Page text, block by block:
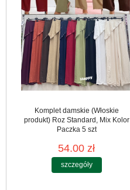
Komplet damskie (Włoskie
produkt) Roz Standard, Mix Kolor
Paczka 5 szt
54.00 zł
szczegóły